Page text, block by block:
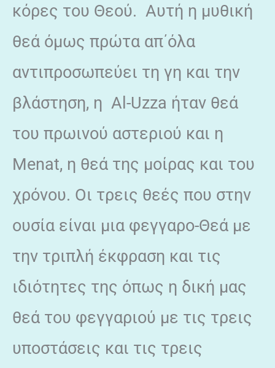
κόρες του Θεού. Αυτή η μυθική
θεά όμως πρώτα απ΄όλα
αντιπροσωπεύει τη γη και την
βλάστηση, η Al-Uzza ήταν θεά
του πρωινού αστεριού και η
Menat, η θεά της μοίρας και του
χρόνου. Οι τρεις θεές που στην
ουσία είναι μια φεγγαρο-Θεά με
την τριπλή έκφραση και τις
ιδιότητες της όπως η δική μας
θεά του φεγγαριού με τις τρεις
υποστάσεις και τις τρεις